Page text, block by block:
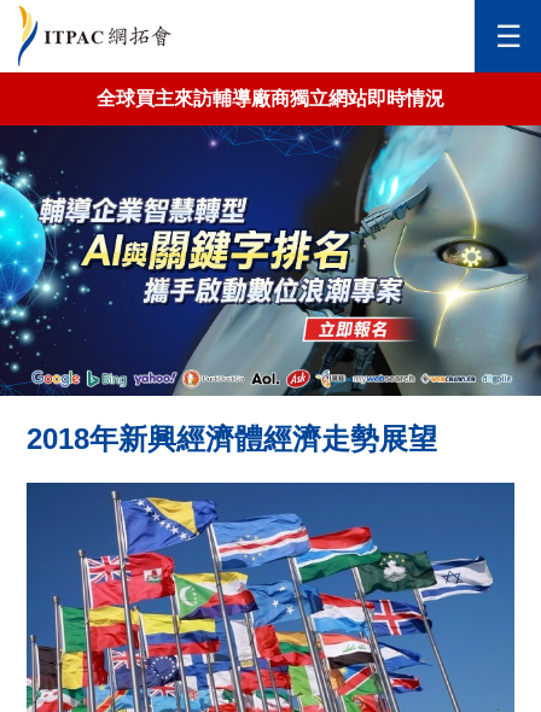
✕
關於網拓會
全球市場拓銷
台灣市場拓銷
新北市政府-金斗雲
報名說明會
AI銷售推廣機器人
網拓會成功案例
網拓會廠商影片
網拓會感謝函
☰
全球買主來訪輔導廠商獨立網站即時情況
2018年新興經濟體經濟走勢展望